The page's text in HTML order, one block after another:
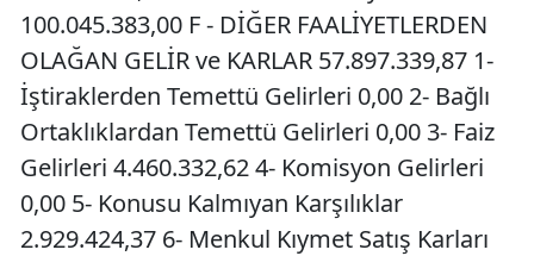
100.045.383,00 F - DİĞER FAALİYETLERDEN
OLAĞAN GELİR ve KARLAR 57.897.339,87 1-
İştiraklerden Temettü Gelirleri 0,00 2- Bağlı
Ortaklıklardan Temettü Gelirleri 0,00 3- Faiz
Gelirleri 4.460.332,62 4- Komisyon Gelirleri
0,00 5- Konusu Kalmıyan Karşılıklar
2.929.424,37 6- Menkul Kıymet Satış Karları